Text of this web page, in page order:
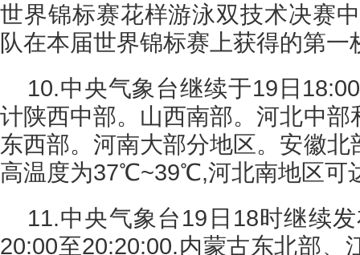
世界锦标赛花样游泳双技术决赛
队在本届世界锦标赛上获得的第一
10.中央气象台继续于19日
计陕西中部。山西南部。河北中
东西部。河南大部分地区。安徽
高温度为37℃~39℃,河北南地区可
11.中央气象台19日18时继续
20:00至20:20:00.内蒙古东北部、